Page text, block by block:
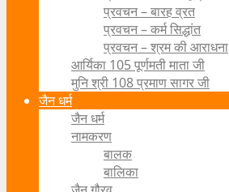
प्रवचन – बारह व्रत
प्रवचन – कर्म सिद्धांत
प्रवचन – श्रम की आराधना
आर्यिका 105 पूर्णमती माता जी
मुनि श्री 108 प्रमाण सागर जी
जैन धर्म
जैन धर्म
नामकरण
बालक
बालिका